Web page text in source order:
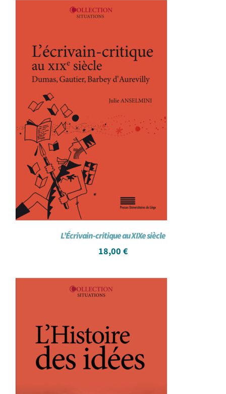
L’Écrivain-critique au XIXe siècle
18,00 €